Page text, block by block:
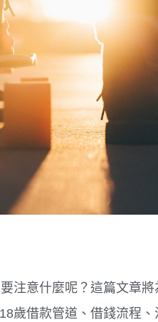
注意什麼呢？這篇文章
歲借款管道、借錢流程